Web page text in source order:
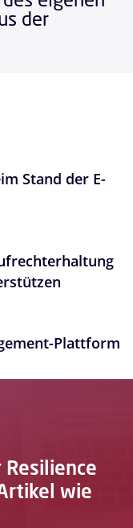
der
Stand der E-
Plattform
wie